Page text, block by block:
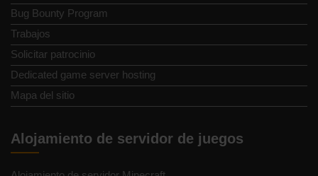
Bug Bounty Program
Trabajos
Solicitar patrocinio
Dedicated game server hosting
Mapa del sitio
Alojamiento de servidor de juegos